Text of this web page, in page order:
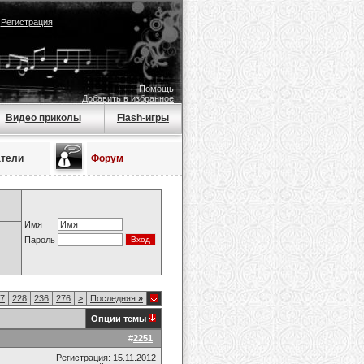
Регистрация
Помощь
Добавить в избранное
Видео приколы Flash-игры
Форум
Имя
Пароль
228 236 276 > Последняя »
Опции темы
#2251
Регистрация: 15.11.2012